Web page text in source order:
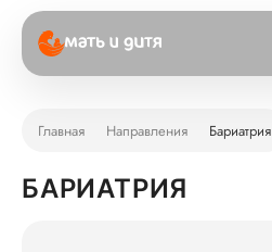
Главная Направления Бариатрия
БАРИАТРИЯ